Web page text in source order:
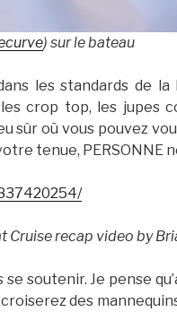
) sur le bateau
les standards de
crop top, les jupes
sûr où vous pouvez
tenue, PERSONNE
Cruise recap video by
soutenir. Je pense
des